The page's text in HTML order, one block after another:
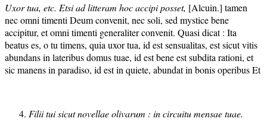
Uxor tua, etc. Etsi ad litteram hoc accipi posset, [Alcuin.] tamen
nec omni timenti Deum convenit, nec soli, sed mystice bene
accipitur, et omni timenti generaliter convenit. Quasi dicat : Ita
beatus es, o tu timens, quia uxor tua, id est sensualitas, est sicut vitis
abundans in lateribus domus tuae, id est bene est subdita rationi, et
sic manens in paradiso, id est in quiete, abundat in bonis operibus Et
Filii tui sicut novellae olivarum : in circuitu mensae tuae.